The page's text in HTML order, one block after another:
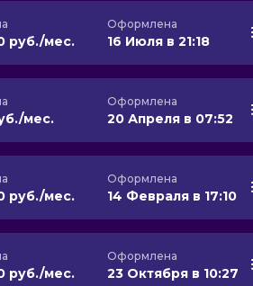
руб./мес.
Оформлена
16 Июля в 21:18
мес.
Оформлена
20 Апреля в 07:52
руб./мес.
Оформлена
14 Февраля в 17:10
руб./мес.
Оформлена
23 Октября в 10:27